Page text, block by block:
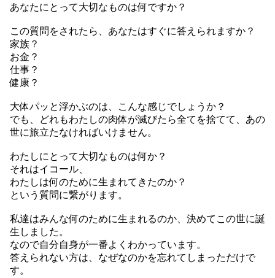
あなたにとって大切なものは何ですか？
この質問をされたら、あなたはすぐに答えられますか？
家族？
お金？
仕事？
健康？
大体パッと浮かぶのは、こんな感じでしょうか？
でも、どれもわたしの肉体が滅びたら全てを捨てて、あの
世に旅立たなければいけません。
わたしにとって大切なものは何か？
それはイコール、
わたしは何のために生まれてきたのか？
という質問に繋がります。
私達はみんな何のために生まれるのか、決めてこの世に誕
生しました。
なので自分自身が一番よくわかっています。
答えられない方は、なぜなのかを忘れてしまっただけで
す。